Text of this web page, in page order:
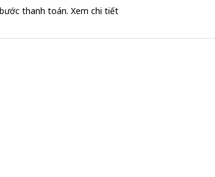
thanh toán. Xem chi tiết